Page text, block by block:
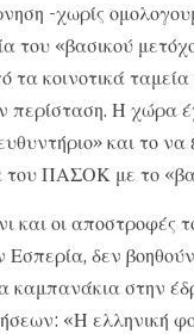
-χωρίς
του «βασικού
κοινοτικά
περίσταση. Η χώρα
και το
του ΠΑΣΟΚ με το
και οι αποστροφές
δεν
καμπανάκια στην
«Η ελληνική